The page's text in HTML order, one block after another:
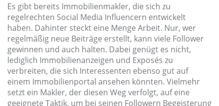
Es gibt bereits Immobilienmakler, die sich zu
regelrechten Social Media Influencern entwickelt
haben. Dahinter steckt eine Menge Arbeit. Nur, wer
regelmäßig neue Beiträge erstellt, kann viele Follower
gewinnen und auch halten. Dabei genügt es nicht,
lediglich Immobilienanzeigen und Exposés zu
verbreiten, die sich Interessenten ebenso gut auf
einem Immobilienportal ansehen könnten. Vielmehr
setzt ein Makler, der diesen Weg verfolgt, auf eine
geeignete Taktik, um bei seinen Followern Begeisterung